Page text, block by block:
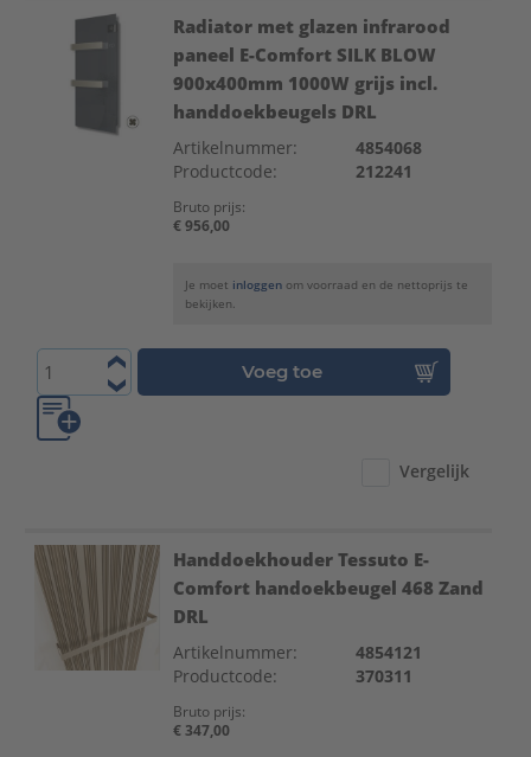
Radiator met glazen infrarood
paneel E-Comfort SILK BLOW
900x400mm 1000W grijs incl.
handdoekbeugels DRL
Artikelnummer:
4854068
Productcode:
212241
Bruto prijs:
€ 956,00
Je moet inloggen om voorraad en de nettoprijs te
bekijken.
Voeg toe
Vergelijk
Handdoekhouder Tessuto E-
Comfort handoekbeugel 468 Zand
DRL
Artikelnummer:
4854121
Productcode:
370311
Bruto prijs:
€ 347,00